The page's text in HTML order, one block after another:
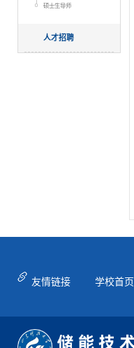
硕士生导师
人才招聘
友情链接 学校首页